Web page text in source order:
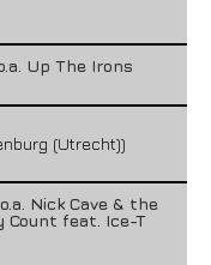
Up The Irons
(Utrecht))
Nick Cave & the
Count feat. Ice-T